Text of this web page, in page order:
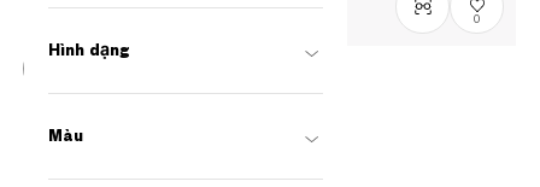
Hình dạng
Màu
0
GB2049M-6S